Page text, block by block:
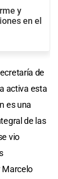
y
en el
de
activa esta
es una
de las
vio
Marcelo